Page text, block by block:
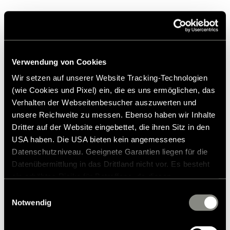
Verwendung von Cookies
Wir setzen auf unserer Website Tracking-Technologien
(wie Cookies und Pixel) ein, die es uns ermöglichen, das
Verhalten der Webseitenbesucher auszuwerten und
unsere Reichweite zu messen. Ebenso haben wir Inhalte
Dritter auf der Website eingebettet, die ihren Sitz in den
USA haben. Die USA bieten kein angemessenes
Datenschutzniveau. Geeignete Garantien liegen für die
Datenübermittlung in das Drittland nicht vor. Es besteht
zustehen. Eingesetzte Dienstleister können Daten für
zusammenführen. Weitere Informationen finden Sie in
Notwendig